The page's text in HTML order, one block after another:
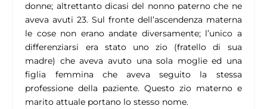
donne; altrettanto dicasi del nonno paterno che ne
aveva avuti 23. Sul fronte dell’ascendenza materna
le cose non erano andate diversamente; l’unico a
differenziarsi era stato uno zio (fratello di sua
madre) che aveva avuto una sola moglie ed una
figlia femmina che aveva seguito la stessa
professione della paziente. Questo zio materno e
marito attuale portano lo stesso nome.